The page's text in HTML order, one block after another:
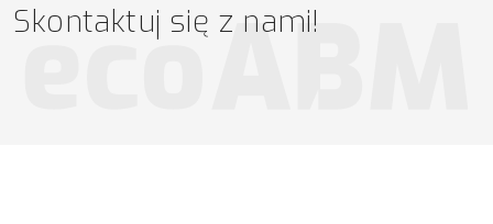
Skontaktuj się z nami!